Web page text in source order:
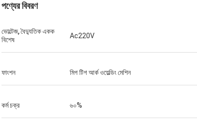
ড্যানিয়েল
আপনার সাথে সহযোগিতা করে সন্তুষ্ট, আপনি আমার এবং
মূল্য যুক্তিসঙ্গত এবং প্রতিযোগিতামূলক, আমরা আপনার
পণ্যের বিবরণ
ভোল্টেজ, বৈদ্যুতিক একক
বিশেষ
Ac220V
ফাংশন মিগ টিগ আর্ক ওয়েল্ডিং মেশিন
কর্ম চক্র ৬০%